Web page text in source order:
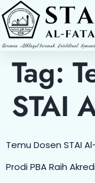
Tag:
STAI
Temu Dosen STAI
Prodi PBA Raih